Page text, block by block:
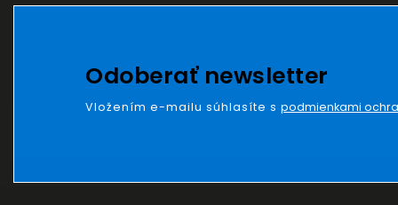
Odoberať newsletter
Vložením e-mailu súhlasíte s podmienkami